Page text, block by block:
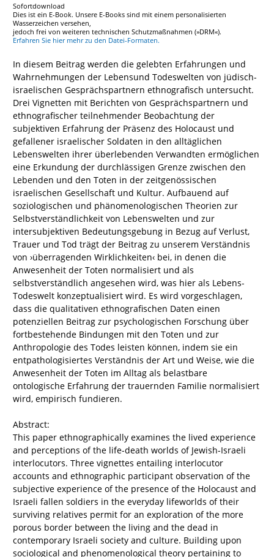
Sofortdownload
Dies ist ein E-Book. Unsere E-Books sind mit einem personalisierten
Wasserzeichen versehen,
jedoch frei von weiteren technischen Schutzmaßnahmen (»DRM«).
Erfahren Sie hier mehr zu den Datei-Formaten.
In diesem Beitrag werden die gelebten Erfahrungen und
Wahrnehmungen der Lebensund Todeswelten von jüdisch-
israelischen Gesprächspartnern ethnografisch untersucht.
Drei Vignetten mit Berichten von Gesprächspartnern und
ethnografischer teilnehmender Beobachtung der
subjektiven Erfahrung der Präsenz des Holocaust und
gefallener israelischer Soldaten in den alltäglichen
Lebenswelten ihrer überlebenden Verwandten ermöglichen
eine Erkundung der durchlässigen Grenze zwischen den
Lebenden und den Toten in der zeitgenössischen
israelischen Gesellschaft und Kultur. Aufbauend auf
soziologischen und phänomenologischen Theorien zur
Selbstverständlichkeit von Lebenswelten und zur
intersubjektiven Bedeutungsgebung in Bezug auf Verlust,
Trauer und Tod trägt der Beitrag zu unserem Verständnis
von ›überragenden Wirklichkeiten‹ bei, in denen die
Anwesenheit der Toten normalisiert und als
selbstverständlich angesehen wird, was hier als Lebens-
Todeswelt konzeptualisiert wird. Es wird vorgeschlagen,
dass die qualitativen ethnografischen Daten einen
potenziellen Beitrag zur psychologischen Forschung über
fortbestehende Bindungen mit den Toten und zur
Anthropologie des Todes leisten können, indem sie ein
entpathologisiertes Verständnis der Art und Weise, wie die
Anwesenheit der Toten im Alltag als belastbare
ontologische Erfahrung der trauernden Familie normalisiert
wird, empirisch fundieren.
Abstract:
This paper ethnographically examines the lived experience
and perceptions of the life-death worlds of Jewish-Israeli
interlocutors. Three vignettes entailing interlocutor
accounts and ethnographic participant observation of the
subjective experience of the presence of the Holocaust and
Israeli fallen soldiers in the everyday lifeworlds of their
surviving relatives permit for an exploration of the more
porous border between the living and the dead in
contemporary Israeli society and culture. Building upon
sociological and phenomenological theory pertaining to